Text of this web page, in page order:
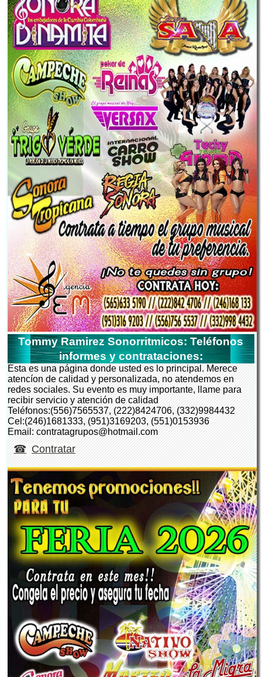
Tommy Ramirez Sonorritmicos: Teléfonos
informes y contrataciones:
Esta es una página donde usted es lo principal. Merece
atencíon de calidad y personalizada, no atendemos en
redes sociales. Su evento es muy importante, llame para
recibir servicio y atención de calidad
Teléfonos:(556)7565537, (222)8424706, (332)9984432
Cel:(246)1681333, (951)3169203, (551)0153936
Email: contratagrupos@hotmail.com
Contratar